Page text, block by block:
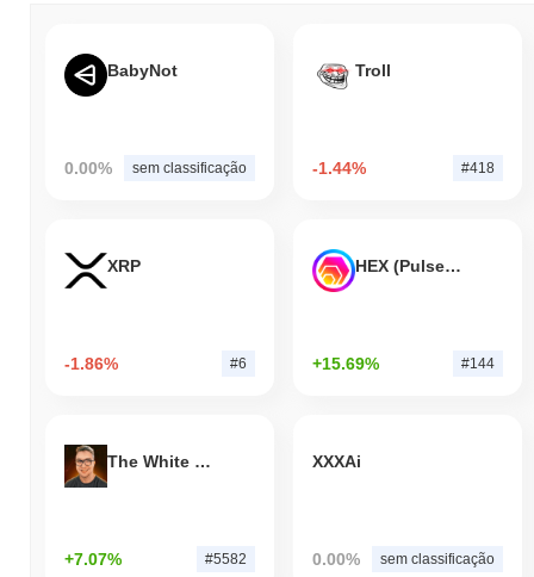
BabyNot
0.00% sem classificação
Troll
-1.44% #418
XRP
-1.86% #6
HEX (Pulsechain)
+15.69% #144
The White Bull
+7.07% #5582
XXXAi
0.00% sem classificação